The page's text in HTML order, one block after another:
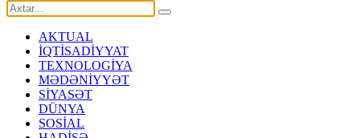
AKTUAL
İQTİSADİYYAT
TEXNOLOGİYA
MƏDƏNİYYƏT
SİYASƏT
DÜNYA
SOSİAL